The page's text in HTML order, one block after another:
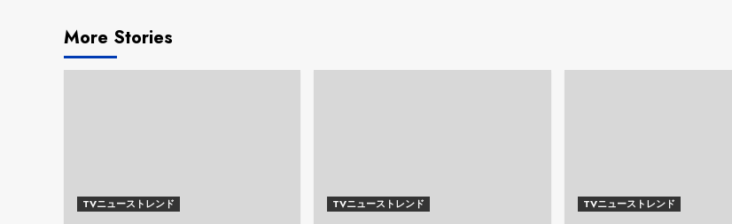
More Stories
TVニューストレンド TVニューストレンド TVニューストレンド